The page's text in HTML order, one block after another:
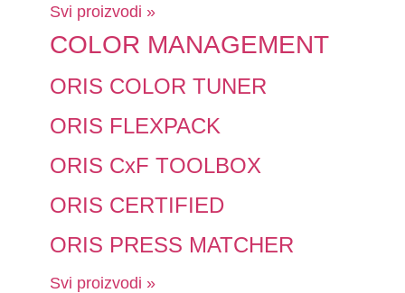
Svi proizvodi »
COLOR MANAGEMENT
ORIS COLOR TUNER
ORIS FLEXPACK
ORIS CxF TOOLBOX
ORIS CERTIFIED
ORIS PRESS MATCHER
Svi proizvodi »